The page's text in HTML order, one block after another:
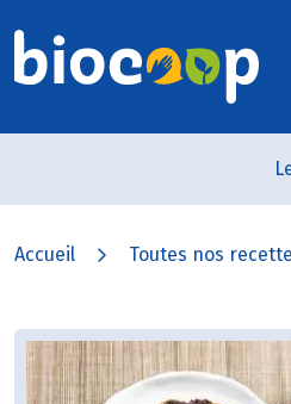
Accueil Toutes nos